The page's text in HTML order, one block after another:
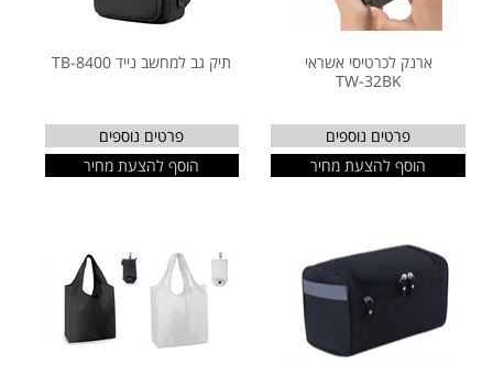
ארנק לכרטיסי אשראי
TW-32BK
פרטים נוספים
הוסף להצעת מחיר
תיק גב למחשב נייד TB-8400
פרטים נוספים
הוסף להצעת מחיר